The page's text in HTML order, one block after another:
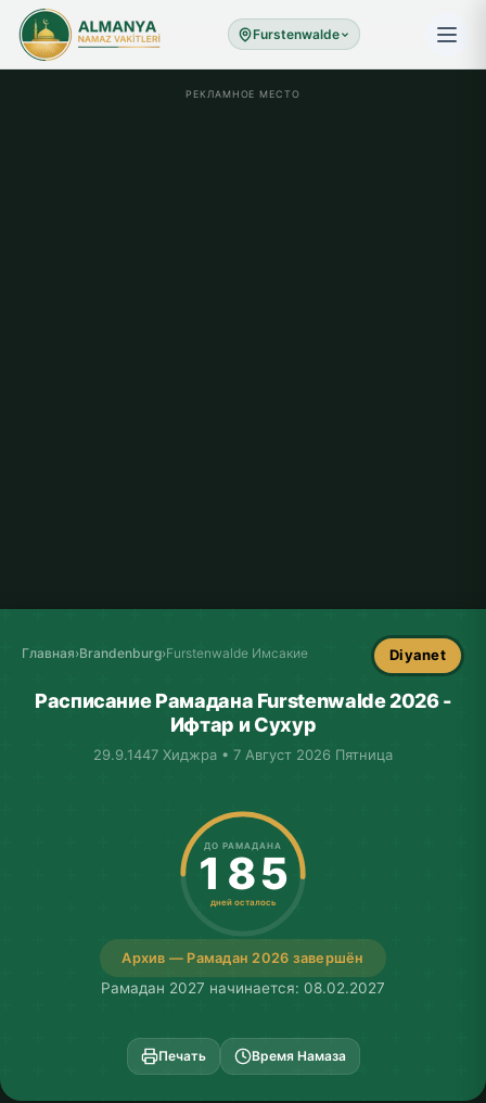
Furstenwalde
РЕКЛАМНОЕ МЕСТО
Главная›Brandenburg›Furstenwalde Имсакие Diyanet
Расписание Рамадана Furstenwalde 2026 -
Ифтар и Сухур
29.9.1447 Хиджра • 7 Август 2026 Пятница
Архив — Рамадан 2026 завершён
ДО РАМАДАНА
185
дней осталось
Рамадан 2027 начинается: 08.02.2027
Печать Время Намаза